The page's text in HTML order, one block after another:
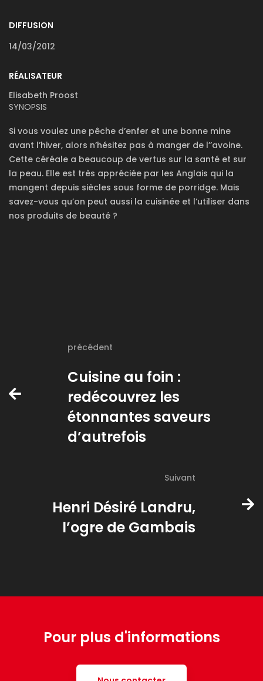
DIFFUSION
14/03/2012
RÉALISATEUR
Elisabeth Proost
SYNOPSIS
Si vous voulez une pêche d’enfer et une bonne mine
avant l’hiver, alors n’hésitez pas à manger de l’’avoine.
Cette céréale a beaucoup de vertus sur la santé et sur
la peau. Elle est très appréciée par les Anglais qui la
mangent depuis siècles sous forme de porridge. Mais
savez-vous qu’on peut aussi la cuisinée et l’utiliser dans
nos produits de beauté ?
précédent
Cuisine au foin :
redécouvrez les
étonnantes saveurs
d’autrefois
Suivant
Henri Désiré Landru,
l’ogre de Gambais
Pour plus d'informations